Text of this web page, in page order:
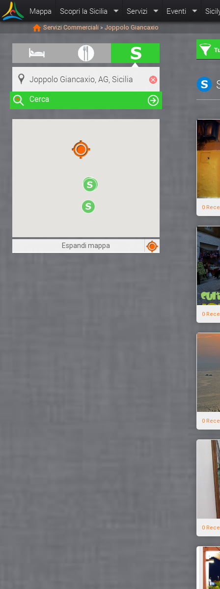
Mappa Scopri la Sicilia Servizi Eventi
Servizi Commerciali > Joppolo Giancaxio
Cerca
Clicca su una risorsa nella mappa
Espandi mappa
0
0
0
0